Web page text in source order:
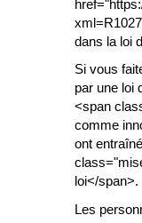
dans la loi
Si vous
par une loi
<span
comme
ont
loi</span>.
Les